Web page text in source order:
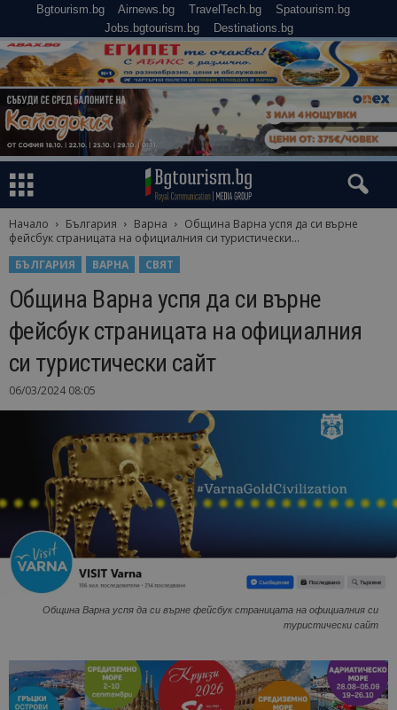
Bgtourism.bg Airnews.bg TravelTech.bg
Spatourism.bg
Jobs.bgtourism.bg
Destinations.bg
Начало България Варна
Община Варна успя да си върне
фейсбук страницата на официалния си туристически...
БЪЛГАРИЯ
ВАРНА СВЯТ
Община Варна успя да си върне
фейсбук страницата на официалния
си туристически сайт
06/03/2024 08:05
Община Варна успя да си върне фейсбук страницата на официалния си
туристически сайт